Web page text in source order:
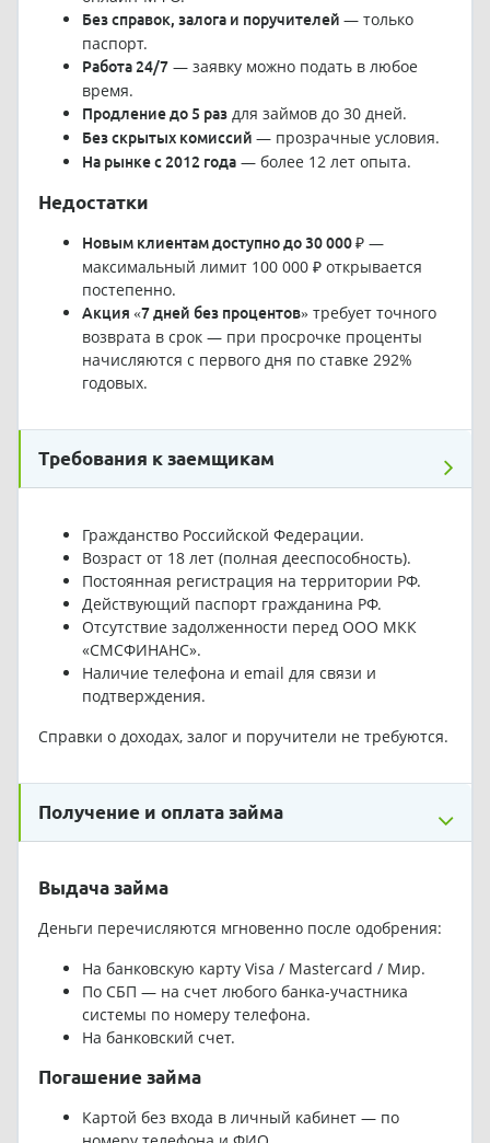
Без справок, залога и поручителей — только
паспорт.
Работа 24/7— заявку можно подать в любое
время.
Продление до 5 раздля займов до 30 дней.
Без скрытых комиссий — прозрачные условия.
На рынке с 2012 года— более 12 лет опыта.
Недостатки
Новым клиентам доступно до 30 000 ₽—
максимальный лимит 100 000 ₽ открывается
постепенно.
Акция «7 дней без процентов»требует точного
возврата в срок — при просрочке проценты
начисляются с первого дня по ставке 292%
годовых.
Требования к заемщикам
Гражданство Российской Федерации.
Возраст от 18 лет (полная дееспособность).
Постоянная регистрация на территории РФ.
Действующий паспорт гражданина РФ.
Отсутствие задолженности перед ООО МКК
«СМСФИНАНС».
Наличие телефона и email для связи и
подтверждения.
Справки о доходах, залог и поручители не требуются.
Получение и оплата займа
Выдача займа
Деньги перечисляются мгновенно после одобрения:
На банковскую карту Visa / Mastercard / Мир.
По СБП — на счет любого банка-участника
системы по номеру телефона.
На банковский счет.
Погашение займа
Картой без входа в личный кабинет — по